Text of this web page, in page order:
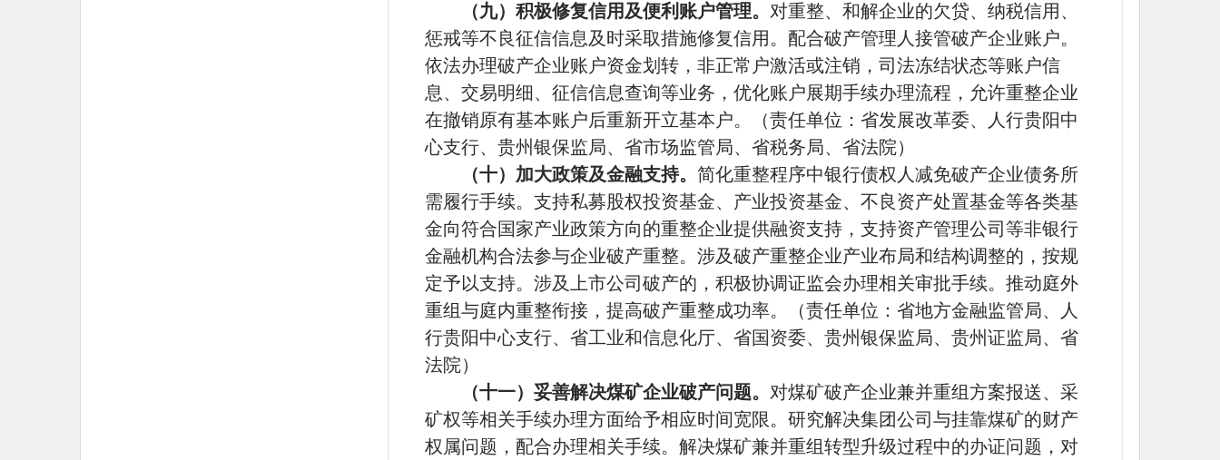
（九）积极修复信用及便利账户管理。 对重整、和解企业的欠贷、纳税信用、
惩戒等不良征信信息及时采取措施修复信用。配合破产管理人接管破产企业账户。
依法办理破产企业账户资金划转，非正常户激活或注销，司法冻结状态等账户信
息、交易明细、征信信息查询等业务，优化账户展期手续办理流程，允许重整企业
在撤销原有基本账户后重新开立基本户。（责任单位：省发展改革委、人行贵阳中
心支行、贵州银保监局、省市场监管局、省税务局、省法院）
（十）加大政策及金融支持。 简化重整程序中银行债权人减免破产企业债务所
需履行手续。支持私募股权投资基金、产业投资基金、不良资产处置基金等各类基
金向符合国家产业政策方向的重整企业提供融资支持，支持资产管理公司等非银行
金融机构合法参与企业破产重整。涉及破产重整企业产业布局和结构调整的，按规
定予以支持。涉及上市公司破产的，积极协调证监会办理相关审批手续。推动庭外
重组与庭内重整衔接，提高破产重整成功率。（责任单位：省地方金融监管局、人
行贵阳中心支行、省工业和信息化厅、省国资委、贵州银保监局、贵州证监局、省
法院）
（十一）妥善解决煤矿企业破产问题。 对煤矿破产企业兼并重组方案报送、采
矿权等相关手续办理方面给予相应时间宽限。研究解决集团公司与挂靠煤矿的财产
权属问题，配合办理相关手续。解决煤矿兼并重组转型升级过程中的办证问题，对